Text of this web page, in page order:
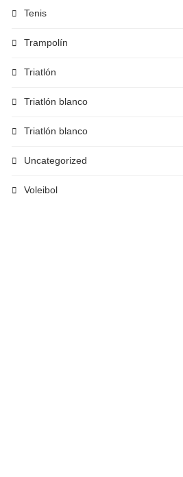
Tenis
Trampolín
Triatlón
Triatlón blanco
Triatlón blanco
Uncategorized
Voleibol